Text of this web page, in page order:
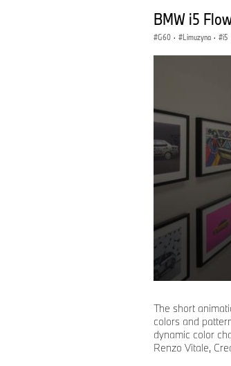
BMW i5
G60 · Limuzyna · i5
of
0
seconds
Volume
90%
The short
colors and
dynamic color
Renzo Vitale,